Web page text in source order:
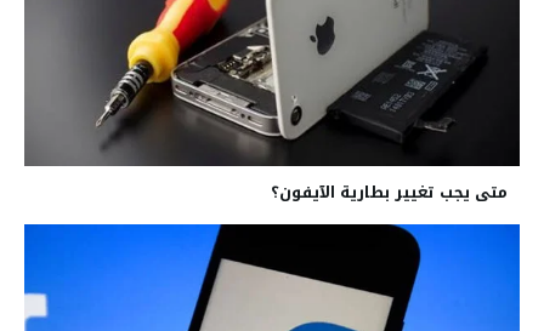
متى يجب تغيير بطارية الآيفون؟